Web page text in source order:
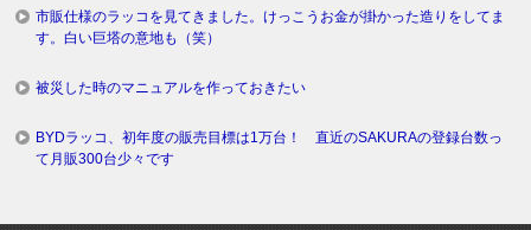
市販仕様のラッコを見てきました。けっこうお金が掛かった造りをしてま
す。白い巨塔の意地も（笑）
被災した時のマニュアルを作っておきたい
BYDラッコ、初年度の販売目標は1万台！ 直近のSAKURAの登録台数っ
て月販300台少々です